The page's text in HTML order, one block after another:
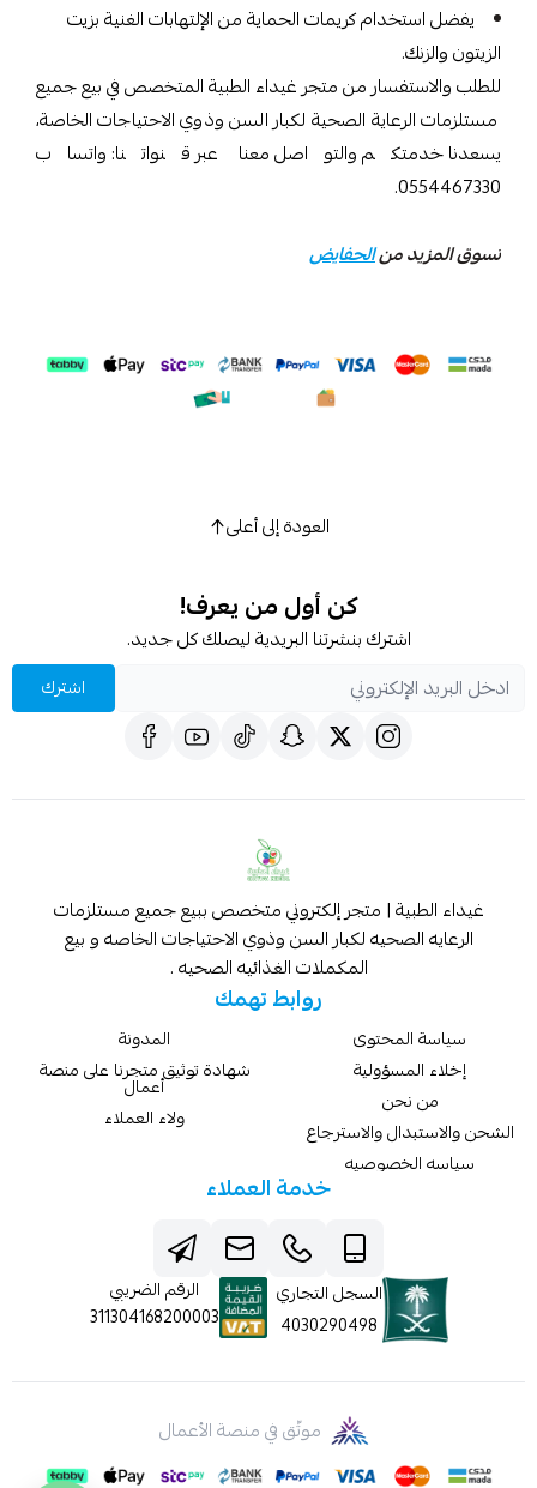
يفضل استخدام كريمات الحماية من الإلتهابات الغنية بزيت
الزيتون والزنك.
للطلب والاستفسار من متجر غيداء الطبية المتخصص في بيع جميع
مستلزمات الرعاية الصحية لكبار السن وذوي الاحتياجات الخاصة،
يسعدنا خدمتكم والتواصل معنا عبر قنواتنا: واتساب
0554467330.
تسوق المزيد منالحفايض
العودة إلى أعلى
كن أول من يعرف!
اشترك بنشرتنا البريدية ليصلك كل جديد.
اشترك
غيداء الطبية | متجر إلكتروني متخصص ببيع جميع مستلزمات
الرعايه الصحيه لكبار السن وذوي الاحتياجات الخاصه و بيع
المكملات الغذائيه الصحيه .
روابط تهمك
سياسة المحتوى
إخلاء المسؤولية
من نحن
الشحن والاستبدال والاسترجاع
سياسه الخصوصيه
المدونة
شهادة توثيق متجرنا على منصة
أعمال
ولاء العملاء
خدمة العملاء
السجل التجاري
4030290498
الرقم الضريبي
311304168200003
موثّق في منصة الأعمال